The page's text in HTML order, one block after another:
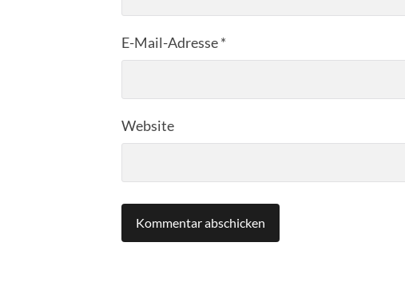
E-Mail-Adresse*
Website